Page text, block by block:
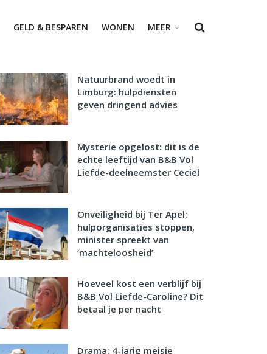
GELD & BESPAREN WONEN MEER
Natuurbrand woedt in
Limburg: hulpdiensten
geven dringend advies
Mysterie opgelost: dit is de
echte leeftijd van B&B Vol
Liefde-deelneemster Ceciel
Onveiligheid bij Ter Apel:
hulporganisaties stoppen,
minister spreekt van
‘machteloosheid’
Hoeveel kost een verblijf bij
B&B Vol Liefde-Caroline? Dit
betaal je per nacht
Drama: 4-jarig meisje